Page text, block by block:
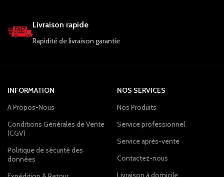
Livraison rapide
Rapidité de livraison garantie
INFORMATION
A Propos-Nous
Conditions Générales de Vente
(CGV)
Politique de sécurité des
données
NOS SERVICES
Nos Produits
Service professionnel
Service après-vente
Contactez-nous
Livraison à domicile